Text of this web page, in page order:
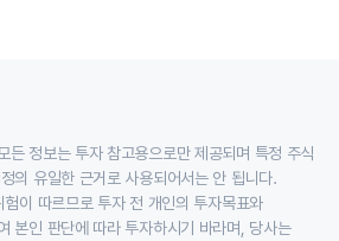
든 정보는 투자 참고용으로만 제공되며 특정 주식
의 유일한 근거로 사용되어서는 안 됩니다.
이 따르므로 투자 전 개인의 투자목표와
본인 판단에 따라 투자하시기 바라며, 당사는